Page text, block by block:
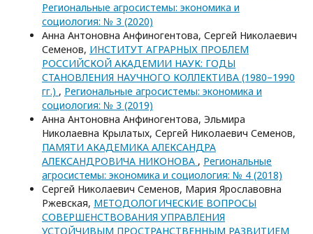
Региональные агросистемы: экономика и
социология: № 3 (2020)
Анна Антоновна Анфиногентова, Сергей Николаевич
Семенов, ИНСТИТУТ АГРАРНЫХ ПРОБЛЕМ
РОССИЙСКОЙ АКАДЕМИИ НАУК: ГОДЫ
СТАНОВЛЕНИЯ НАУЧНОГО КОЛЛЕКТИВА (1980–1990
гг.) , Региональные агросистемы: экономика и
социология: № 3 (2019)
Анна Антоновна Анфиногентова, Эльмира
Николаевна Крылатых, Сергей Николаевич Семенов,
ПАМЯТИ АКАДЕМИКА АЛЕКСАНДРА
АЛЕКСАНДРОВИЧА НИКОНОВА , Региональные
агросистемы: экономика и социология: № 4 (2018)
Сергей Николаевич Семенов, Мария Ярославовна
Ржевская, МЕТОДОЛОГИЧЕСКИЕ ВОПРОСЫ
СОВЕРШЕНСТВОВАНИЯ УПРАВЛЕНИЯ
УСТОЙЧИВЫМ ПРОСТРАНСТВЕННЫМ РАЗВИТИЕМ